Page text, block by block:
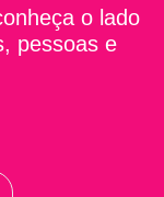
o lado
pessoas e